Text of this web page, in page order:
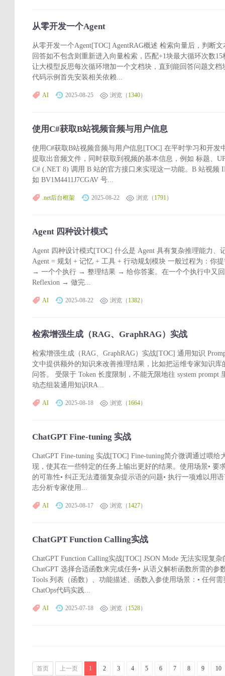
从零开发一个Agent
从零开发一个Agent[TOC] AgentRAG概述 检索向量后，判断
回答如不包含则重新进入向量检索，匹配+1块最大循环次数
让大模型反思每次循环增加一个文档块，直到能回答问题文
代码示例首先安装相关依赖...
AI 2025-08-25 浏览（ 1340）
使用C#获取B站视频音频与用户信息
使用C#获取B站视频音频与用户信息[TOC] 在平时学习和开发
提取出音频文件，同时获取到视频的基本信息，例如 标题、
C# (.NET 8) 调用 B 站的官方接口来实现这一功能。B 站视频
如 BV1M4411J7CGAV 号...
.net后台框架 2025-08-22 浏览（ 1791）
Agent 四种设计模式
Agent 四种设计模式[TOC] 什么是 Agent 具有复杂推理能力、
Agent = 规划 + 记忆 + 工具 + 行动规划模块 一般过程为：你
→ 一个个执行 → 整理结果 → 给你答案。在一个个执行中又
Reflexion → 做完...
AI 2025-08-22 浏览（ 1382）
检索增强生成（RAG、GraphRAG）实战
检索增强生成（RAG、GraphRAG）实战[TOC] 通用知识
文中提供额外的知识来改善推理结果，比如把运维专家知识库
问答。 受限于 Token 长度限制，不能无限地往 system
动态组装通用知识RA...
AI 2025-08-18 浏览（ 1664）
ChatGPT Fine-tuning 实战
ChatGPT Fine-tuning 实战[TOC] Fine-tuning简介微调通过喂
现，使其在一些特定的任务上输出更好的结果。使用场景• 要
的可靠性• 纠正无法遵循复杂提示语的问题• 执行一项难以用
志分析专家使用...
AI 2025-08-17 浏览（ 1427）
ChatGPT Function Calling实战
ChatGPT Function Calling实战[TOC] JSON Mode 无法实现复
ChatGPT 选择合适函数来完成任务• 从语义解析函数所需的参
Tools 列表（函数）、功能描述、函数入参使用场景：• 任何
ChatOps代码实践...
AI 2025-07-18 浏览（ 1528）
首页 上一页 1 2 3 4 5 6 7 8 9
10